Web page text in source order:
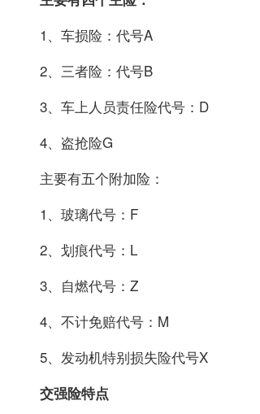
1、车损险：代号A
2、三者险：代号B
3、车上人员责任险代号：D
4、盗抢险G
主要有五个附加险：
1、玻璃代号：F
2、划痕代号：L
3、自燃代号：Z
4、不计免赔代号：M
5、发动机特别损失险代号X
交强险特点